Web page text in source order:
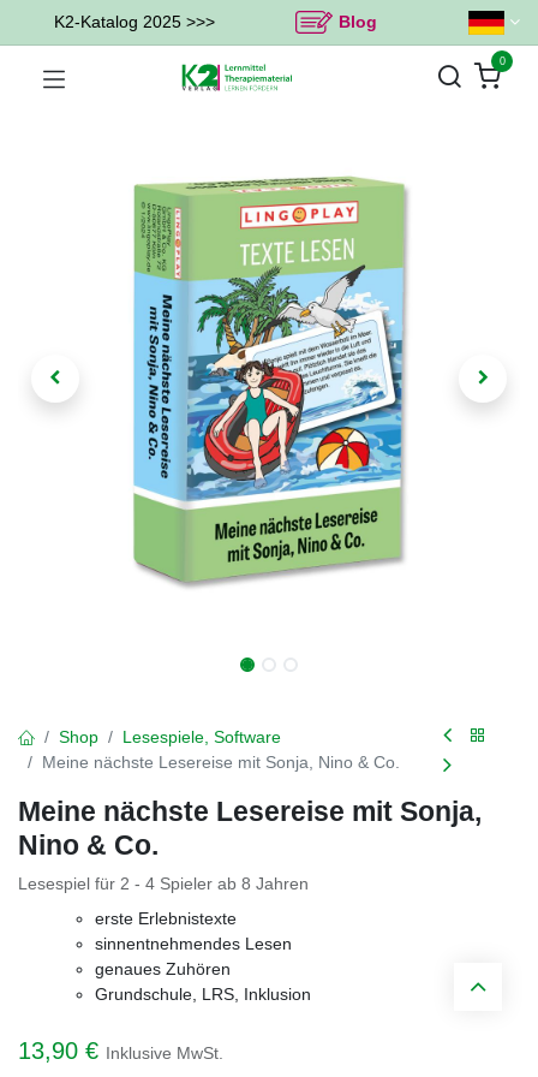
K2-Katalog 2025 >>> Blog
0
Shop
Lesespiele, Software
Meine nächste Lesereise mit Sonja, Nino & Co.
Meine nächste Lesereise mit Sonja,
Nino & Co.
Lesespiel für 2 - 4 Spieler ab 8 Jahren
erste Erlebnistexte
sinnentnehmendes Lesen
genaues Zuhören
Grundschule, LRS, Inklusion
13,90 € Inklusive MwSt.